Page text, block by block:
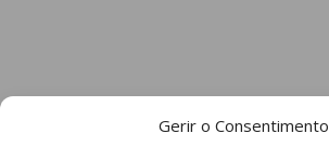
Gerir o Consentimento